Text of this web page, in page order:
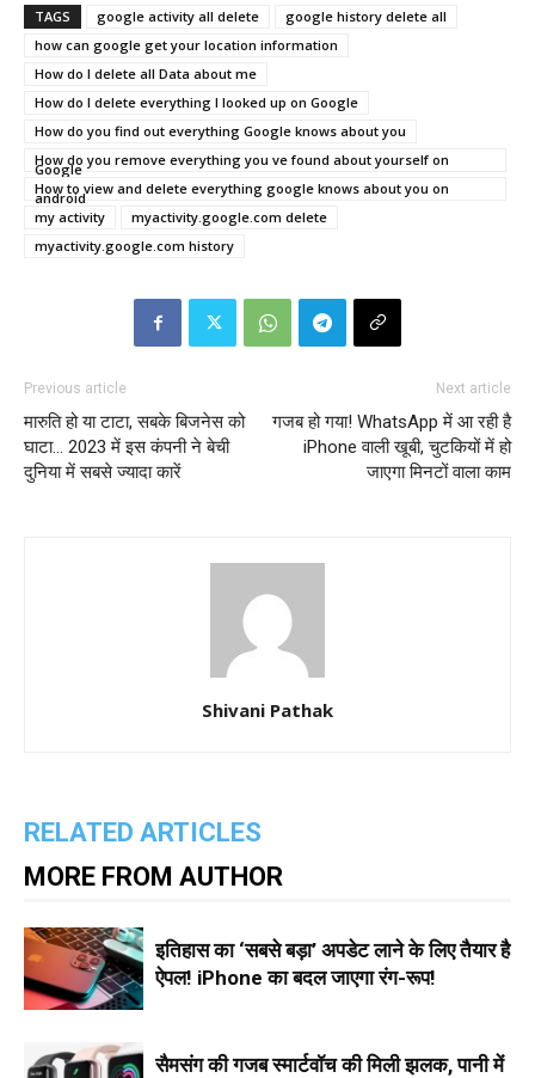
TAGS google activity all delete
google history delete all
how can google get your location information
How do I delete all Data about me
How do I delete everything I looked up on Google
How do you find out everything Google knows about you
How do you remove everything you ve found about yourself on
Google
How to view and delete everything google knows about you on
android
my activity
myactivity.google.com delete
myactivity.google.com history
Previous article
मारुति हो या टाटा, सबके बिजनेस को
घाटा… 2023 में इस कंपनी ने बेची
दुनिया में सबसे ज्यादा कारें
Next article
गजब हो गया! WhatsApp में आ रही है
iPhone वाली खूबी, चुटकियों में हो
जाएगा मिनटों वाला काम
Shivani Pathak
RELATED ARTICLES
MORE FROM AUTHOR
इतिहास का ‘सबसे बड़ा’ अपडेट लाने के लिए तैयार है
ऐपल! iPhone का बदल जाएगा रंग-रूप!
सैमसंग की गजब स्मार्टवॉच की मिली झलक, पानी में